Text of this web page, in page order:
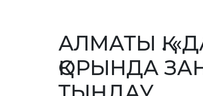
АЛМАТЫ Қ.
ҚОРЫНДА